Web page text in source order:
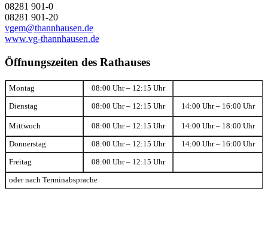
08281 901-0
08281 901-20
vgem@thannhausen.de
www.vg-thannhausen.de
Öffnungszeiten des Rathauses
Montag 08:00 Uhr – 12:15 Uhr
Dienstag 08:00 Uhr – 12:15 Uhr 14:00 Uhr – 16:00 Uhr
Mittwoch 08:00 Uhr – 12:15 Uhr 14:00 Uhr – 18:00 Uhr
Donnerstag 08:00 Uhr – 12:15 Uhr 14:00 Uhr – 16:00 Uhr
Freitag 08:00 Uhr – 12:15 Uhr
oder nach Terminabsprache